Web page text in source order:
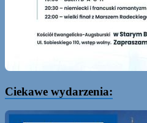
Ciekawe wydarzenia: